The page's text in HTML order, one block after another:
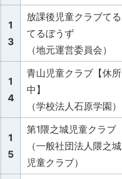
1
3
放課後児童クラブてる
てるぼうず
（地元運営委員会）
1
4
青山児童クラブ【休所
中】
（学校法人石原学園）
1
5
第1隈之城児童クラブ
（一般社団法人隈之城
児童クラブ）